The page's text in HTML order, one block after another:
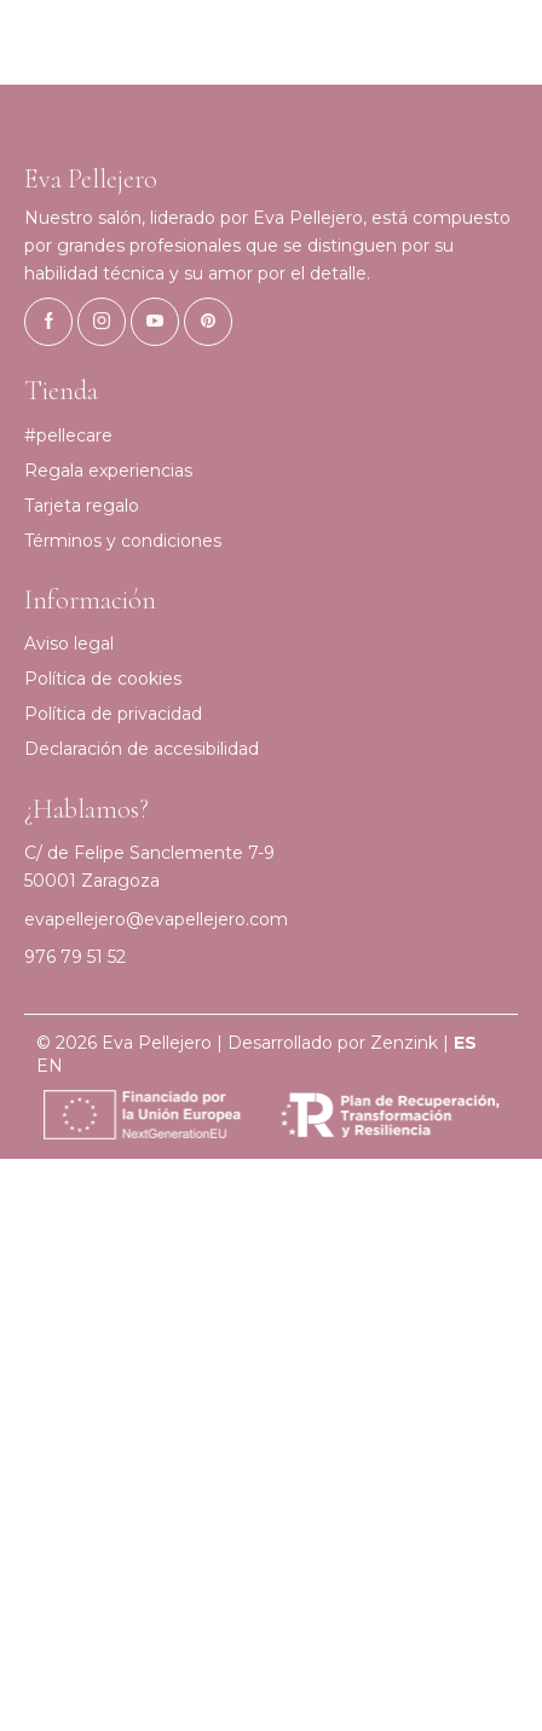
Eva Pellejero
Nuestro salón, liderado por Eva Pellejero, está compuesto
por grandes profesionales que se distinguen por su
habilidad técnica y su amor por el detalle.
Tienda
#pellecare
Regala experiencias
Tarjeta regalo
Términos y condiciones
Información
Aviso legal
Política de cookies
Política de privacidad
Declaración de accesibilidad
¿Hablamos?
C/ de Felipe Sanclemente 7-9
50001 Zaragoza
evapellejero@evapellejero.com
976 79 51 52
© 2026 Eva Pellejero | Desarrollado por Zenzink | ES
EN